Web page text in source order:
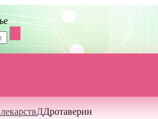
ДДротаверин